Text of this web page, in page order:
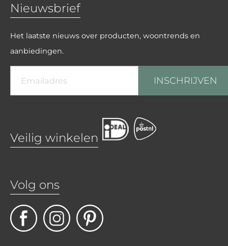
Nieuwsbrief
Het laatste nieuws over producten, woontrends en
aanbiedingen.
INSCHRIJVEN
Veilig winkelen
Volg ons